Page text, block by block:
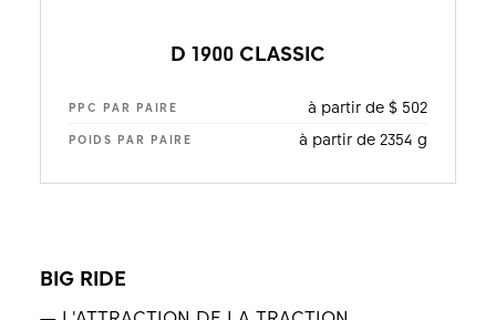
D 1900 CLASSIC
PPC PAR PAIRE à partir de $ 502
POIDS PAR PAIRE à partir de 2354 g
BIG RIDE